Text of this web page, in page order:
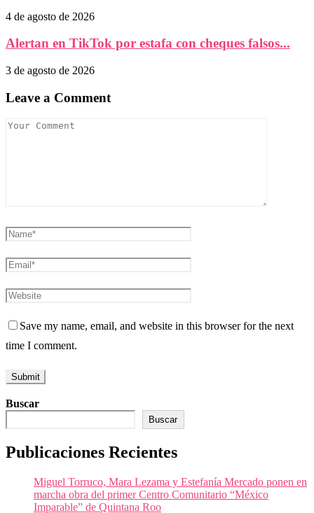
4 de agosto de 2026
Alertan en TikTok por estafa con cheques falsos...
3 de agosto de 2026
Leave a Comment
Save my name, email, and website in this browser for the next
time I comment.
Buscar
Buscar
Publicaciones Recientes
Miguel Torruco, Mara Lezama y Estefanía Mercado ponen en
marcha obra del primer Centro Comunitario “México
Imparable” de Quintana Roo